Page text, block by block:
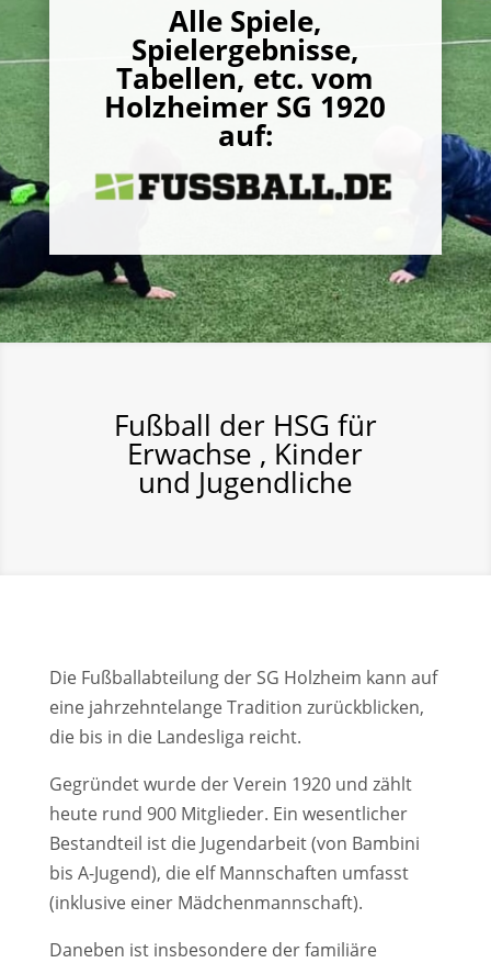
Alle Spiele,
Spielergebnisse,
Tabellen, etc. vom
Holzheimer SG 1920
auf:
Fußball der HSG für
Erwachse , Kinder
und Jugendliche
Die Fußballabteilung der SG Holzheim kann auf
eine jahrzehntelange Tradition zurückblicken,
die bis in die Landesliga reicht.
Gegründet wurde der Verein 1920 und zählt
heute rund 900 Mitglieder. Ein wesentlicher
Bestandteil ist die Jugendarbeit (von Bambini
bis A-Jugend), die elf Mannschaften umfasst
(inklusive einer Mädchenmannschaft).
Daneben ist insbesondere der familiäre